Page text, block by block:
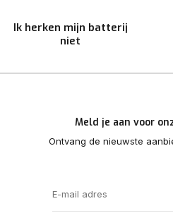
Ik herken mijn batterij
niet
Meld je aan voor
Ontvang de nieuwste